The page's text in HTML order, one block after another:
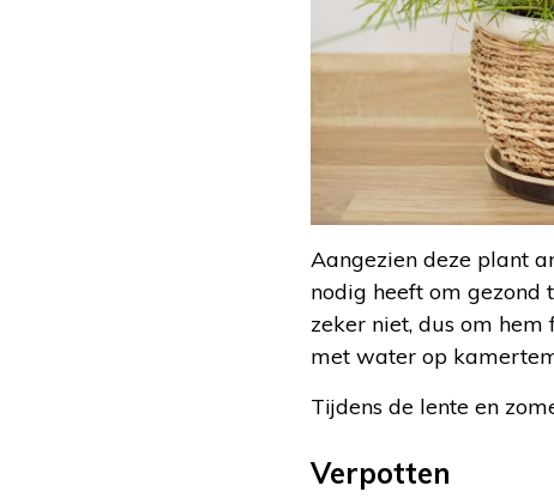
Aangezien deze plant
nodig heeft om gezond
zeker niet, dus om
met water op
Tijdens de lente en
Verpotten